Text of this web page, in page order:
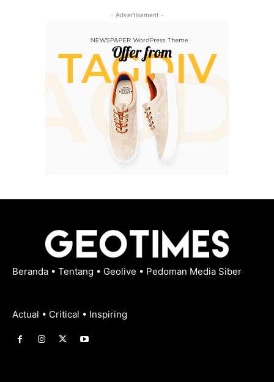
- Advertisement -
Beranda • Tentang • Geolive • Pedoman Media Siber
Actual • Critical • Inspiring